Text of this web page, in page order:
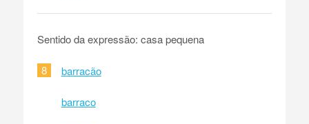
Sentido da expressão: casa pequena
8 barracão
barraco